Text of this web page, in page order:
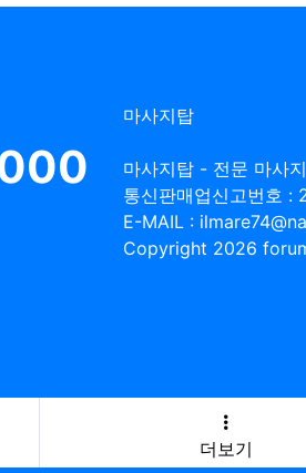
마사지탑
마사지탑 - 전문 마사
통신판매업신고번호 :
E-MAIL :
Copyright 2026
더보기